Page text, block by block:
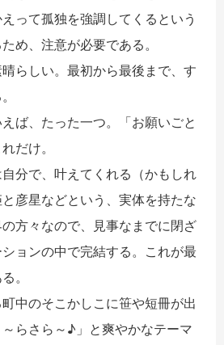
って孤独を強調してくるという
め、注意が必要である。
らしい。最初から最後まで、す
ば、たった一つ。「お願いごと
だけ。
分で、叶えてくれる（かもしれ
彦星などという、実体を持たな
方々なので、見事なまでに閉ざ
ョンの中で完結する。これが最
。
中のそこかしこに笹や短冊が出
らさら～♪」と爽やかなテーマ